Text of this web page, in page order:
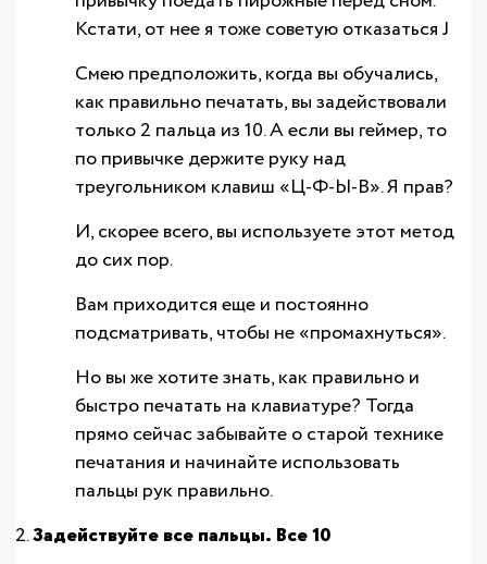
Кстати, от нее я тоже советую отказаться J
Смею предположить, когда вы обучались,
как правильно печатать, вы задействовали
только 2 пальца из 10. А если вы геймер, то
по привычке держите руку над
треугольником клавиш «Ц-Ф-Ы-В». Я прав?
И, скорее всего, вы используете этот метод
до сих пор.
Вам приходится еще и постоянно
подсматривать, чтобы не «промахнуться».
Но вы же хотите знать, как правильно и
быстро печатать на клавиатуре? Тогда
прямо сейчас забывайте о старой технике
печатания и начинайте использовать
пальцы рук правильно.
Задействуйте все пальцы. Все 10